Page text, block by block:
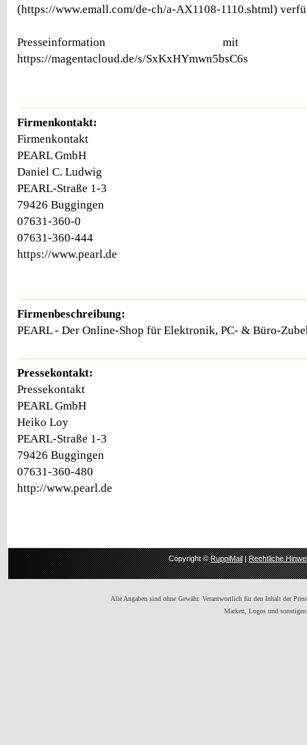
(https://www.emall.com/de-ch/a-AX1108-1110.shtml)
Presseinformation mit
https://magentacloud.de/s/SxKxHYmwn5bsC6s
Firmenkontakt:
Firmenkontakt
PEARL GmbH
Daniel C. Ludwig
PEARL-Straße 1-3
79426 Buggingen
07631-360-0
07631-360-444
https://www.pearl.de
Firmenbeschreibung:
PEARL - Der Online-Shop für Elektronik, PC- & Büro-
Pressekontakt:
Pressekontakt
PEARL GmbH
Heiko Loy
PEARL-Straße 1-3
79426 Buggingen
07631-360-480
http://www.pearl.de
Copyright ©RuppiMail|Rechtliche
Alle Angaben sind ohne Gewähr. Verantwortlich für den Inhalt der
Marken, Logos und